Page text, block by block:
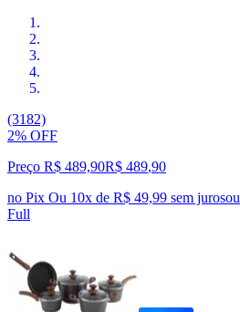
(3182)
2% OFF
Preço R$ 489,90R$ 489,90
no Pix Ou 10x de R$ 49,99 sem jurosou
Full